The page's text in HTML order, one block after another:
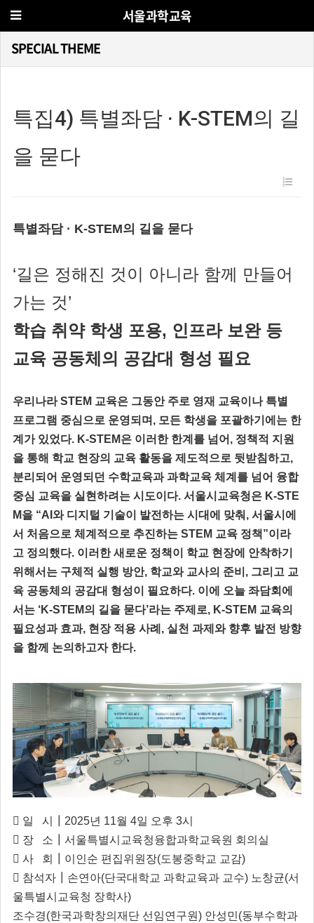
서울과학교육
SPECIAL THEME
특집4) 특별좌담 · K-STEM의 길
을 묻다
특별좌담 · K-STEM의 길을 묻다
‘길은 정해진 것이 아니라 함께 만들어
가는 것’
학습 취약 학생 포용, 인프라 보완 등
교육 공동체의 공감대 형성 필요
우리나라 STEM 교육은 그동안 주로 영재 교육이나 특별
프로그램 중심으로 운영되며, 모든 학생을 포괄하기에는 한
계가 있었다. K-STEM은 이러한 한계를 넘어, 정책적 지원
을 통해 학교 현장의 교육 활동을 제도적으로 뒷받침하고,
분리되어 운영되던 수학교육과 과학교육 체계를 넘어 융합
중심 교육을 실현하려는 시도이다. 서울시교육청은 K-STE
M을 “AI와 디지털 기술이 발전하는 시대에 맞춰, 서울시에
서 처음으로 체계적으로 추진하는 STEM 교육 정책”이라
고 정의했다. 이러한 새로운 정책이 학교 현장에 안착하기
위해서는 구체적 실행 방안, 학교와 교사의 준비, 그리고 교
육 공동체의 공감대 형성이 필요하다. 이에 오늘 좌담회에
서는 ‘K-STEM의 길을 묻다’라는 주제로, K-STEM 교육의
필요성과 효과, 현장 적용 사례, 실천 과제와 향후 발전 방향
을 함께 논의하고자 한다.
 일 시┃2025년 11월 4일 오후 3시
 장 소┃서울특별시교육청융합과학교육원 회의실
 사 회┃이인순 편집위원장(도봉중학교 교감)
 참석자┃손연아(단국대학교 과학교육과 교수) 노창균(서
울특별시교육청 장학사)
조수경(한국과학창의재단 선임연구원) 안성민(동부수학과